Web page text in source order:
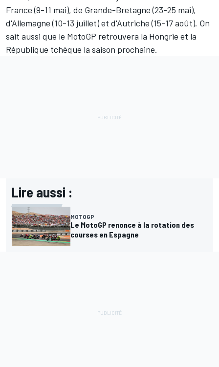
France (9-11 mai), de Grande-Bretagne (23-25 mai),
d'Allemagne (10-13 juillet) et d'Autriche (15-17 août). On
sait aussi que le MotoGP retrouvera la Hongrie et la
République tchèque la saison prochaine.
Lire aussi :
MOTOGP
Le MotoGP renonce à la rotation des
courses en Espagne